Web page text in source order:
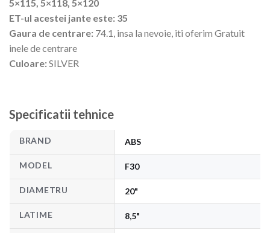
5×115, 5×118, 5×120
ET-ul acestei jante este: 35
Gaura de centrare: 74.1, insa la nevoie, iti oferim Gratuit
inele de centrare
Culoare:SILVER
Specificatii tehnice
BRAND ABS
MODEL F30
DIAMETRU 20"
LATIME 8,5"